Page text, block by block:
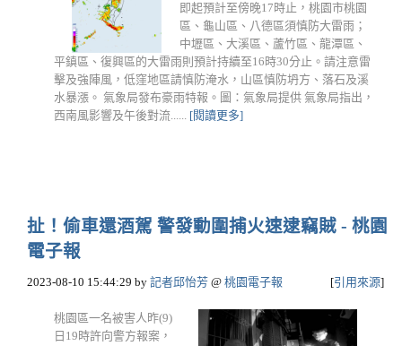
即起預計至傍晚17時止，桃園市桃園
區、龜山區、八德區須慎防大雷雨；
中壢區、大溪區、蘆竹區、龍潭區、
平鎮區、復興區的大雷雨則預計持續至16時30分止。請注意雷
擊及強陣風，低窪地區請慎防淹水，山區慎防坍方、落石及溪
水暴漲。 氣象局發布豪雨特報。圖：氣象局提供 氣象局指出，
西南風影響及午後對流...... [閱讀更多]
扯！偷車還酒駕 警發動圍捕火速逮竊賊 - 桃園
電子報
2023-08-10 15:44:29 by 記者邱怡芳 @ 桃園電子報 [引用來源]
桃園區一名被害人昨(9)
日19時許向警方報案，